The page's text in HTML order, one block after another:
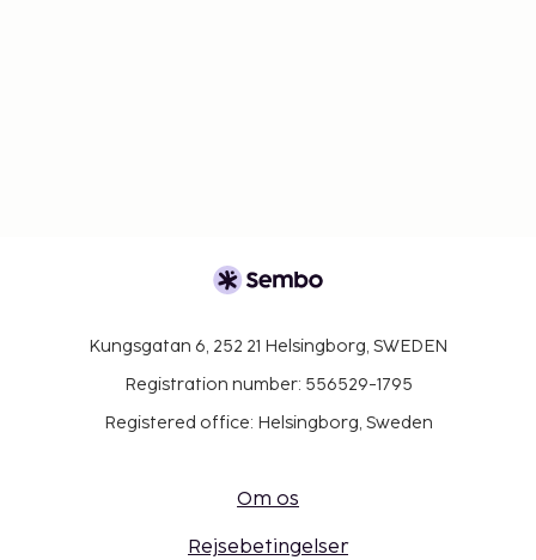
Kungsgatan 6, 252 21 Helsingborg, SWEDEN
Registration number: 556529-1795
Registered office: Helsingborg, Sweden
Om os
Rejsebetingelser